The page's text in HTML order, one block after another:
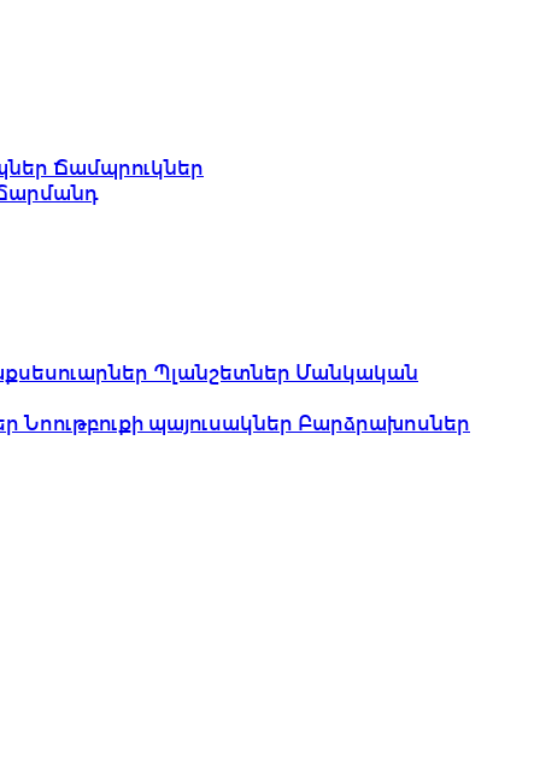
Ճամպրուկներ
Պլանշետներ Մանկական
Նոութբուքի պայուսակներ Բարձրախոսներ